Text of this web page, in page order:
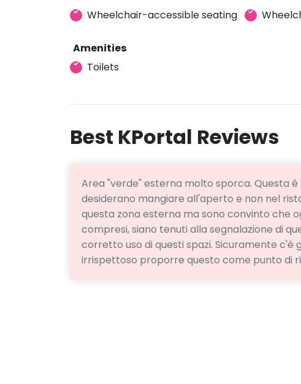
Wheelchair-accessible seating
Amenities
Toilets
Best KPortal Reviews
Area "verde" esterna molto sporca. Questa
desiderano mangiare all'aperto e non nel
questa zona esterna ma sono convinto che
compresi, siano tenuti alla segnalazione di
corretto uso di questi spazi. Sicuramente
irrispettoso proporre questo come punto di